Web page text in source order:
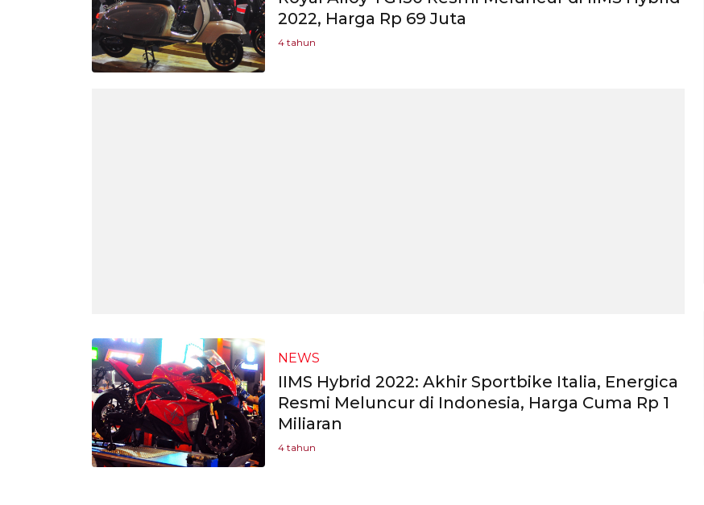
2022, Harga Rp 69 Juta
4 tahun
NEWS
IIMS Hybrid 2022: Akhir Sportbike Italia, Energica
Resmi Meluncur di Indonesia, Harga Cuma Rp 1
Miliaran
4 tahun